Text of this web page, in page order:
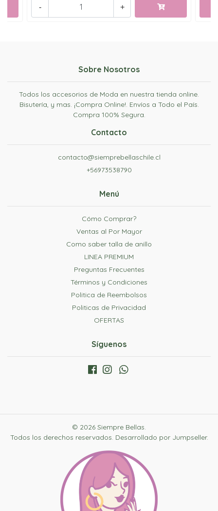
+
-
Sobre Nosotros
Todos los accesorios de Moda en nuestra tienda online.
Bisutería, y mas. ¡Compra Online!. Envíos a Todo el País.
Compra 100% Segura.
Contacto
contacto@siemprebellaschile.cl
+56973538790
Menú
Cómo Comprar?
Ventas al Por Mayor
Como saber talla de anillo
LINEA PREMIUM
Preguntas Frecuentes
Términos y Condiciones
Politica de Reembolsos
Politicas de Privacidad
OFERTAS
Síguenos
© 2026 Siempre Bellas.
Todos los derechos reservados. Desarrollado por Jumpseller.